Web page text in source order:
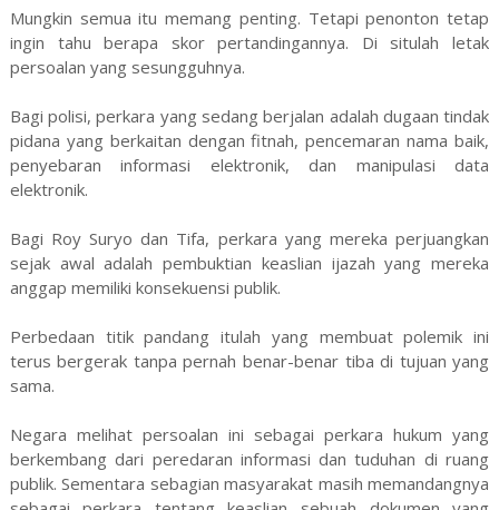
Mungkin semua itu memang penting. Tetapi penonton tetap
ingin tahu berapa skor pertandingannya. Di situlah letak
persoalan yang sesungguhnya.
Bagi polisi, perkara yang sedang berjalan adalah dugaan tindak
pidana yang berkaitan dengan fitnah, pencemaran nama baik,
penyebaran informasi elektronik, dan manipulasi data
elektronik.
Bagi Roy Suryo dan Tifa, perkara yang mereka perjuangkan
sejak awal adalah pembuktian keaslian ijazah yang mereka
anggap memiliki konsekuensi publik.
Perbedaan titik pandang itulah yang membuat polemik ini
terus bergerak tanpa pernah benar-benar tiba di tujuan yang
sama.
Negara melihat persoalan ini sebagai perkara hukum yang
berkembang dari peredaran informasi dan tuduhan di ruang
publik. Sementara sebagian masyarakat masih memandangnya